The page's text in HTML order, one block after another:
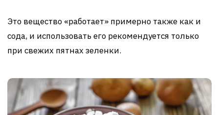
Это вещество «работает» примерно также как и
сода, и использовать его рекомендуется только
при свежих пятнах зеленки.